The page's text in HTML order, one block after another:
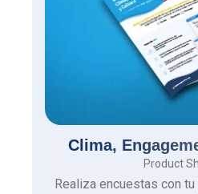
Clima,
Product
Realiza encuestas con